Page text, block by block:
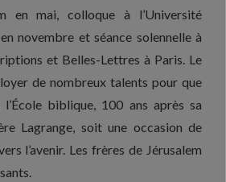
en mai, colloque à l’Université
novembre et séance solennelle à
et Belles-Lettres à Paris. Le
de nombreux talents pour que
biblique, 100 ans après sa
Lagrange, soit une occasion de
l’avenir. Les frères de Jérusalem